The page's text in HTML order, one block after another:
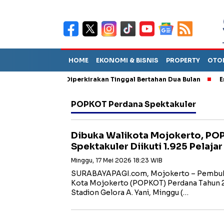
HOME EKONOMI & BISNIS PROPERTY
Sebut TPA Diperkirakan Tinggal Bertahan Dua Bulan
POPKOT Perdana Spektakuler
Dibuka Walikota Mojokerto,
Spektakuler Diikuti 1.925 Pelajar
Minggu, 17 Mei 2026 18:23 WIB
SURABAYAPAGI.com, Mojokerto –
Kota Mojokerto (POPKOT) Perdana
Stadion Gelora A. Yani, Minggu (…